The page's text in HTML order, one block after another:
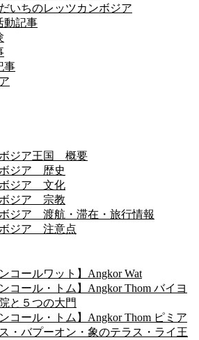
いちのレッツカンボジア
動記事
事
ジア王国 概要
ジア 歴史
ジア 文化
ジア 宗教
ジア 渡航・滞在・旅行情報
ジア 注意点
ンコールワット】Angkor Wat
ンコール・トム】Angkor Thom バイヨ
と５つの大門
ンコール・トム】Angkor Thom ピミア
・バプーオン・象のテラス・ライ王